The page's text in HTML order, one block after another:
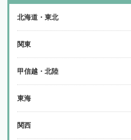
北海道・東北
関東
甲信越・北陸
東海
関西